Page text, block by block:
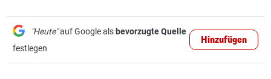
"Heute"auf Google als bevorzugte Quelle
festlegen
Hinzufügen